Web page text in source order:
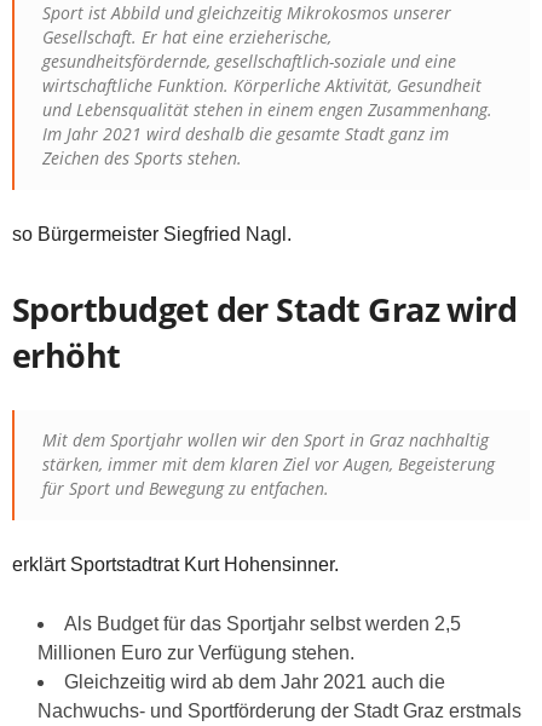
Sport ist Abbild und gleichzeitig Mikrokosmos unserer
Gesellschaft. Er hat eine erzieherische,
gesundheitsfördernde, gesellschaftlich-soziale und eine
wirtschaftliche Funktion. Körperliche Aktivität, Gesundheit
und Lebensqualität stehen in einem engen Zusammenhang.
Im Jahr 2021 wird deshalb die gesamte Stadt ganz im
Zeichen des Sports stehen.
so Bürgermeister Siegfried Nagl.
Sportbudget der Stadt Graz wird
erhöht
Mit dem Sportjahr wollen wir den Sport in Graz nachhaltig
stärken, immer mit dem klaren Ziel vor Augen, Begeisterung
für Sport und Bewegung zu entfachen.
erklärt Sportstadtrat Kurt Hohensinner.
Als Budget für das Sportjahr selbst werden 2,5
Millionen Euro zur Verfügung stehen.
Gleichzeitig wird ab dem Jahr 2021 auch die
Nachwuchs- und Sportförderung der Stadt Graz erstmals